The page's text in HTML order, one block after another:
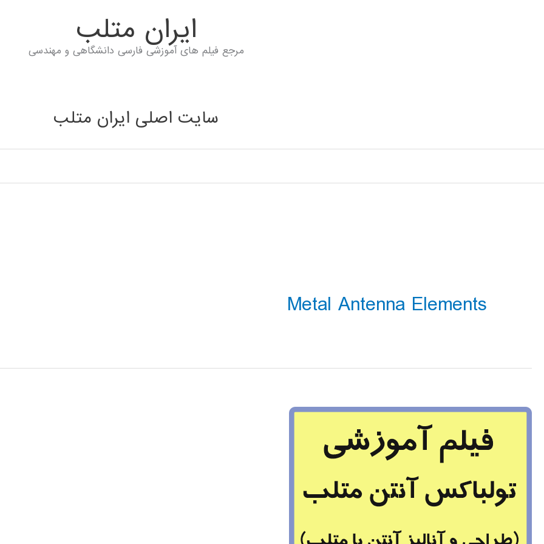
ايران متلب
مرجع فیلم های آموزشی فارسی دانشگاهی و مهندسی
سایت اصلی ایران متلب
Metal Antenna Elements